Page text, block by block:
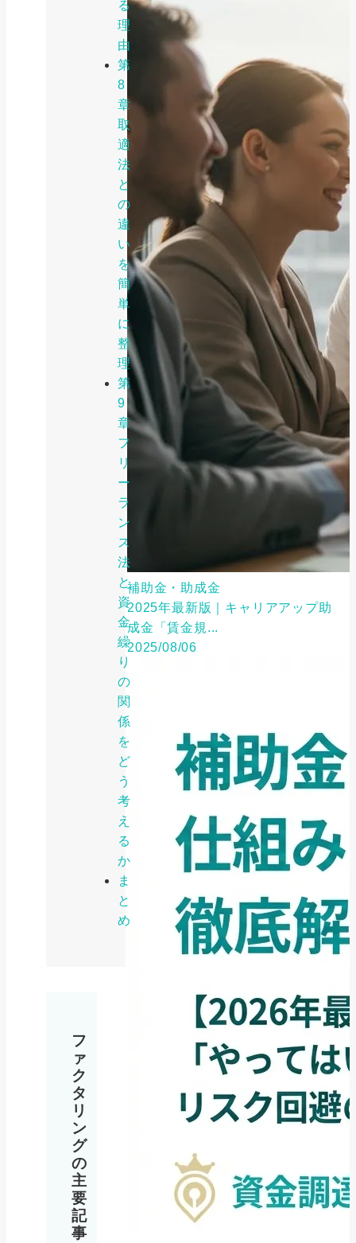
る
理
由
第
8
章
取
適
法
と
の
違
い
を
簡
単
に
整
理
第
9
章
フ
リ
ー
ラ
ン
ス
法
と
資
金
繰
り
の
関
係
を
ど
う
考
え
る
か
ま
と
め
フ
ァ
ク
タ
リ
ン
グ
の
主
要
記
事
補助金・助成金
2025年最新版｜キャリアアップ助
成金「賃金規...
2025/08/06